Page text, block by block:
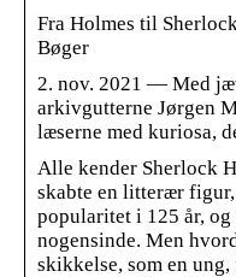
Fra Holmes til
Bøger
2. nov. 2021 — Med
arkivgutterne Jørgen
læserne med kuriosa,
Alle kender Sherlock
skabte en litterær
popularitet i 125 år, og
nogensinde. Men
skikkelse, som en